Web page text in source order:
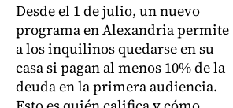
Desde el 1 de julio, un nuevo
programa en Alexandria permite
a los inquilinos quedarse en su
casa si pagan al menos 10% de la
deuda en la primera audiencia.